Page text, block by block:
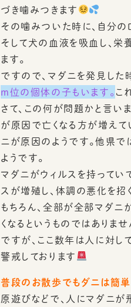
づき噛みつきます
その噛みついた時に、自分の
そして犬の血液を吸血し、栄
ます。
ですので、マダニを発見した
ｍ位の個体の子もいます。こ
さて、この何が問題かと言い
が原因で亡くなる方が増えて
ニが原因のようです。他県で
ようです。
マダニがウィルスを持ってい
スが増殖し、体調の悪化を招
もちろん、全部が全部マダニ
くなるというものではありませ
ですが、ここ数年は人に対し
警戒しております
普段のお散歩でもダニは簡
原遊びなどで、人にマダニが